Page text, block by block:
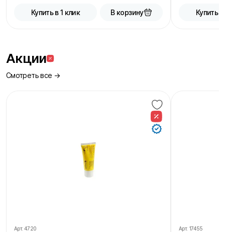
Купить в 1 клик В корзину Купить в
Акции
Смотреть все →
Арт. 4720 Арт. 17455